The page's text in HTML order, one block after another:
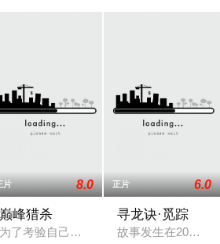
精英卡洛斯（绰号“公牛”）展开，他
片 8.0
巅峰猎杀
为了考验自己的极限，莎夏（查理兹·塞
正片 6.0
寻龙诀·觅踪
故事发生在20世纪